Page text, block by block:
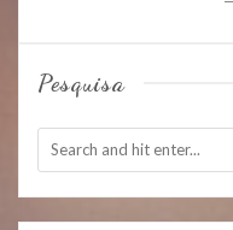
Pesquisa